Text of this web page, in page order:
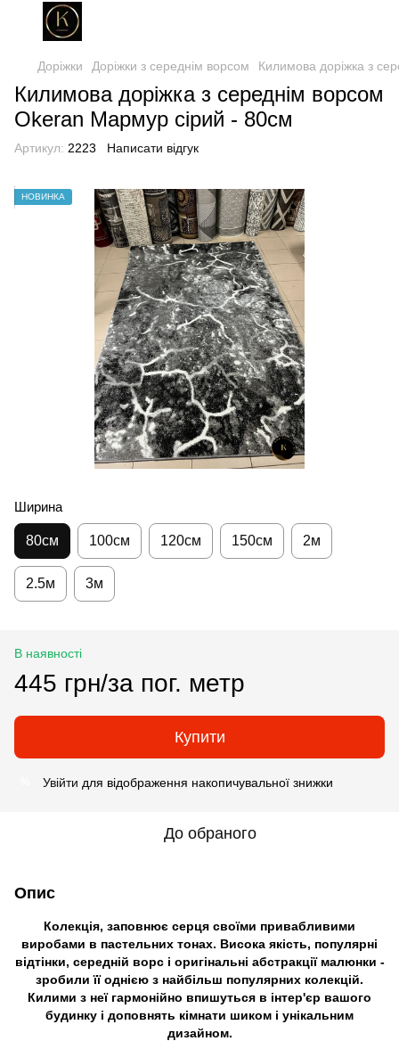
Доріжки Доріжки з середнім ворсом Килимова доріжка з
Килимова доріжка з середнім ворсом
Okeran Мармур сірий - 80см
Артикул: 2223 Написати відгук
НОВИНКА
Ширина
80см 100см 120см 150см 2м
2.5м 3м
В наявності
445 грн/за пог. метр
Купити
Увійти для відображення накопичувальної знижки
До обраного
Опис
Колекція, заповнює серця своїми привабливими
виробами в пастельних тонах. Висока якість, популярні
відтінки, середній ворс і оригінальні абстракції малюнки -
зробили її однією з найбільш популярних колекцій.
Килими з неї гармонійно впишуться в інтер'єр вашого
будинку і доповнять кімнати шиком і унікальним
дизайном.